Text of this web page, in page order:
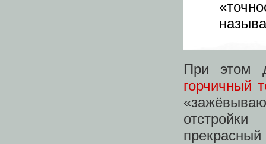
При этом
горчичный